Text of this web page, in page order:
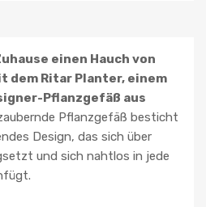
einen Hauch von
dem Ritar Planter, einem
Pflanzgefäß aus
Pflanzgefäß besticht
Design, das sich über
und sich nahtlos in jede